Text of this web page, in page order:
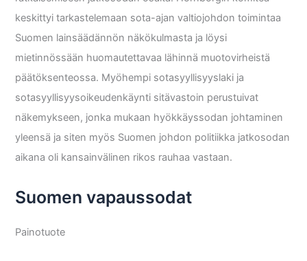
keskittyi tarkastelemaan sota-ajan valtiojohdon toimintaa
Suomen lainsäädännön näkökulmasta ja löysi
mietinnössään huomautettavaa lähinnä muotovirheistä
päätöksenteossa. Myöhempi sotasyyllisyyslaki ja
sotasyyllisyysoikeudenkäynti sitävastoin perustuivat
näkemykseen, jonka mukaan hyökkäyssodan johtaminen
yleensä ja siten myös Suomen johdon politiikka jatkosodan
aikana oli kansainvälinen rikos rauhaa vastaan.
Suomen vapaussodat
Painotuote